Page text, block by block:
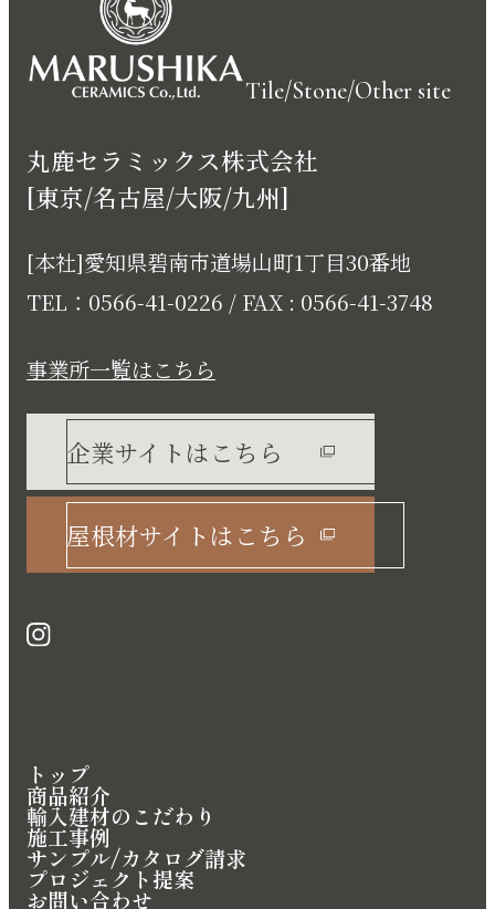
Tile/Stone/Other site
丸鹿セラミックス株式会社
[東京/名古屋/大阪/九州]
[本社]愛知県碧南市道場山町1丁目30番地
TEL：0566-41-0226 / FAX : 0566-41-3748
事業所一覧はこちら
企業サイトはこちら
屋根材サイトはこちら
トップ
商品紹介
輸入建材のこだわり
施工事例
サンプル/カタログ請求
プロジェクト提案
お問い合わせ